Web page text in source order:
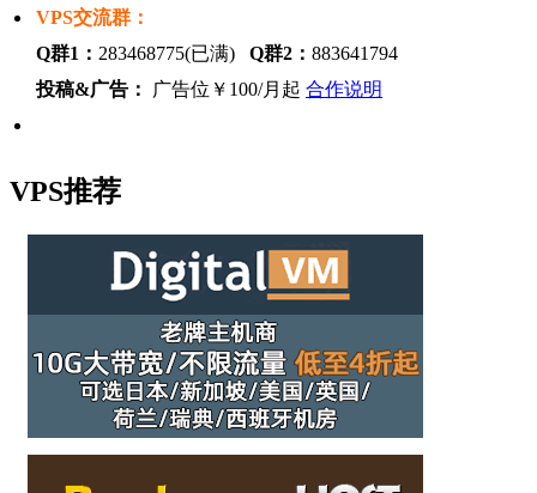
VPS交流群：
Q群1： 283468775(已满) Q群2： 883641794
投稿&广告：
广告位￥100/月起 合作说明
VPS推荐